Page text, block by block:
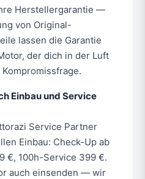
Herstellergarantie —
von Original-
lassen die Garantie
der dich in der Luft
Einbau und Service
Service Partner
Einbau: Check-Up ab
€, 100h-Service 399 €.
auch einsenden — wir